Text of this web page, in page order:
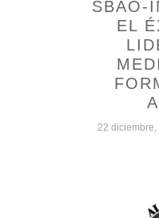
SBAO-
EL
22 diciembre,